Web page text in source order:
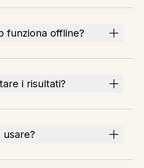
funziona offline?
i risultati?
usare?